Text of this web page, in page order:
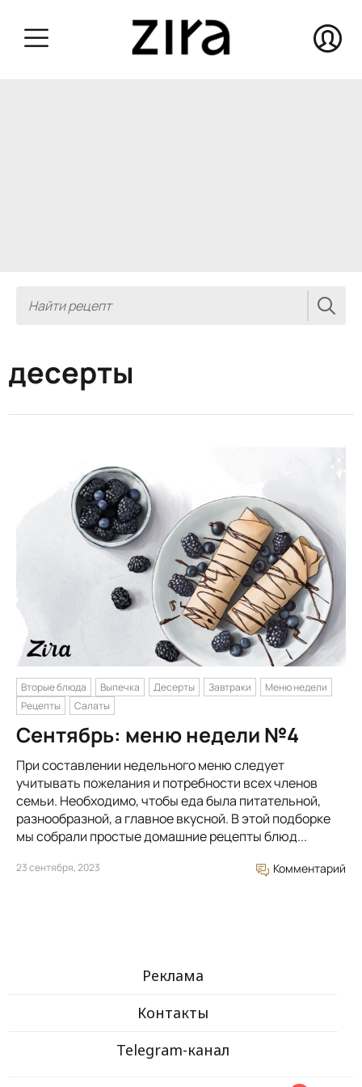
десерты
Вторые блюда Выпечка Десерты Завтраки
Меню недели
Рецепты
Салаты
Сентябрь: меню недели №4
При составлении недельного меню следует
учитывать пожелания и потребности всех членов
семьи. Необходимо, чтобы еда была питательной,
разнообразной, а главное вкусной. В этой подборке
мы собрали простые домашние рецепты блюд...
23 сентября, 2023 Комментарий
Реклама
Контакты
Telegram-канал